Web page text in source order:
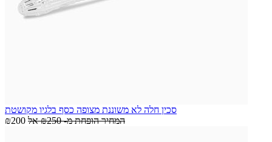
סכין חלה לא משוננת מצופה כסף בלגיו מקושטת
₪200
המחיר הופחת מ-₪250 אל